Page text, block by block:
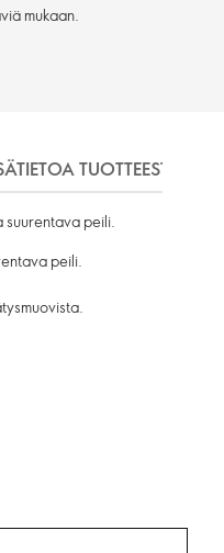
mukaan.
TUOTTEESTA
suurentava peili.
peili.